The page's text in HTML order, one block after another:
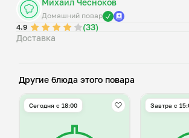
Михаил Чесноков
Домашний повар
4.9
(33)
Доставка
Другие блюда этого повара
Сегодня с 18:00 Завтра c